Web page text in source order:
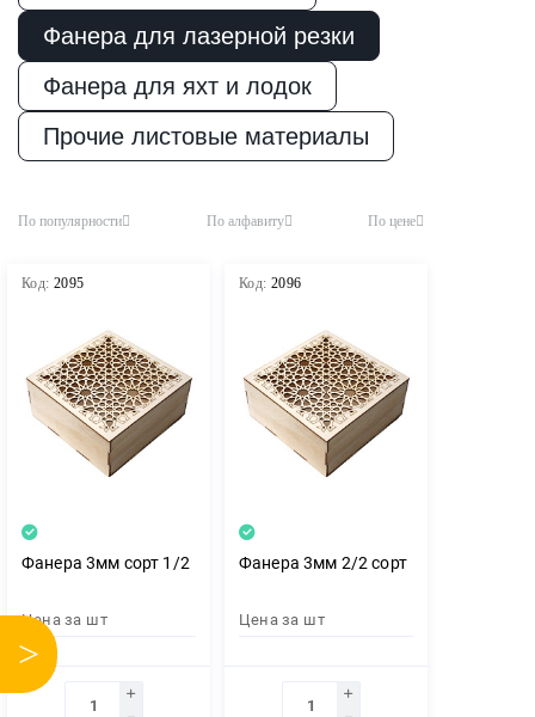
Пиломатериалы
Декор
Инструменты
Продукция из
дерева
Фанера для лазерной резки
Фанера для яхт и лодок
Прочие листовые материалы
>
По популярности По алфавиту По цене
Код: 2095
Фанера 3мм сорт 1/2
Цена за шт
Код: 2096
Фанера 3мм 2/2 сорт
Цена за шт